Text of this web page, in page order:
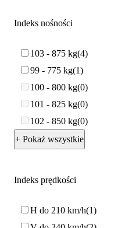
Indeks nośności
103 - 875 kg 4
99 - 775 kg 1
100 - 800 kg 0
101 - 825 kg 0
102 - 850 kg 0
+ Pokaż wszystkie
Indeks prędkości
H do 210 km/h 1